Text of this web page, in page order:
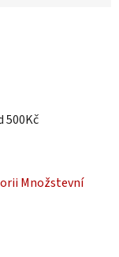
500Kč
Množstevní